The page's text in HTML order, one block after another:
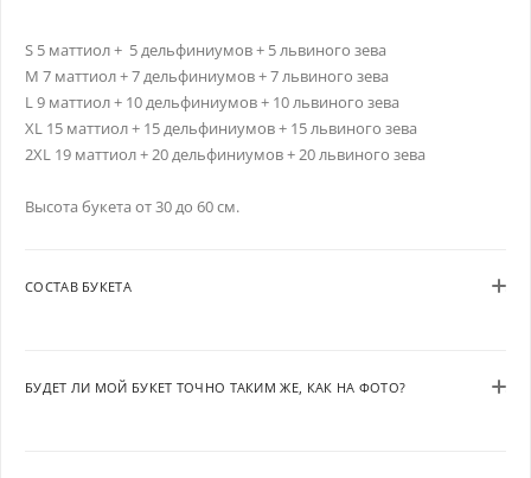
S 5 маттиол + 5 дельфиниумов + 5 львиного зева
M 7 маттиол + 7 дельфиниумов + 7 львиного зева
L 9 маттиол + 10 дельфиниумов + 10 львиного зева
XL 15 маттиол + 15 дельфиниумов + 15 львиного зева
2XL 19 маттиол + 20 дельфиниумов + 20 львиного зева
Высота букета от 30 до 60 см.
СОСТАВ БУКЕТА
БУДЕТ ЛИ МОЙ БУКЕТ ТОЧНО ТАКИМ ЖЕ, КАК НА ФОТО?